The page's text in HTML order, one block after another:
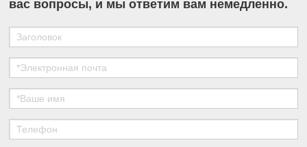
вас вопросы, и мы ответим вам немедленно.